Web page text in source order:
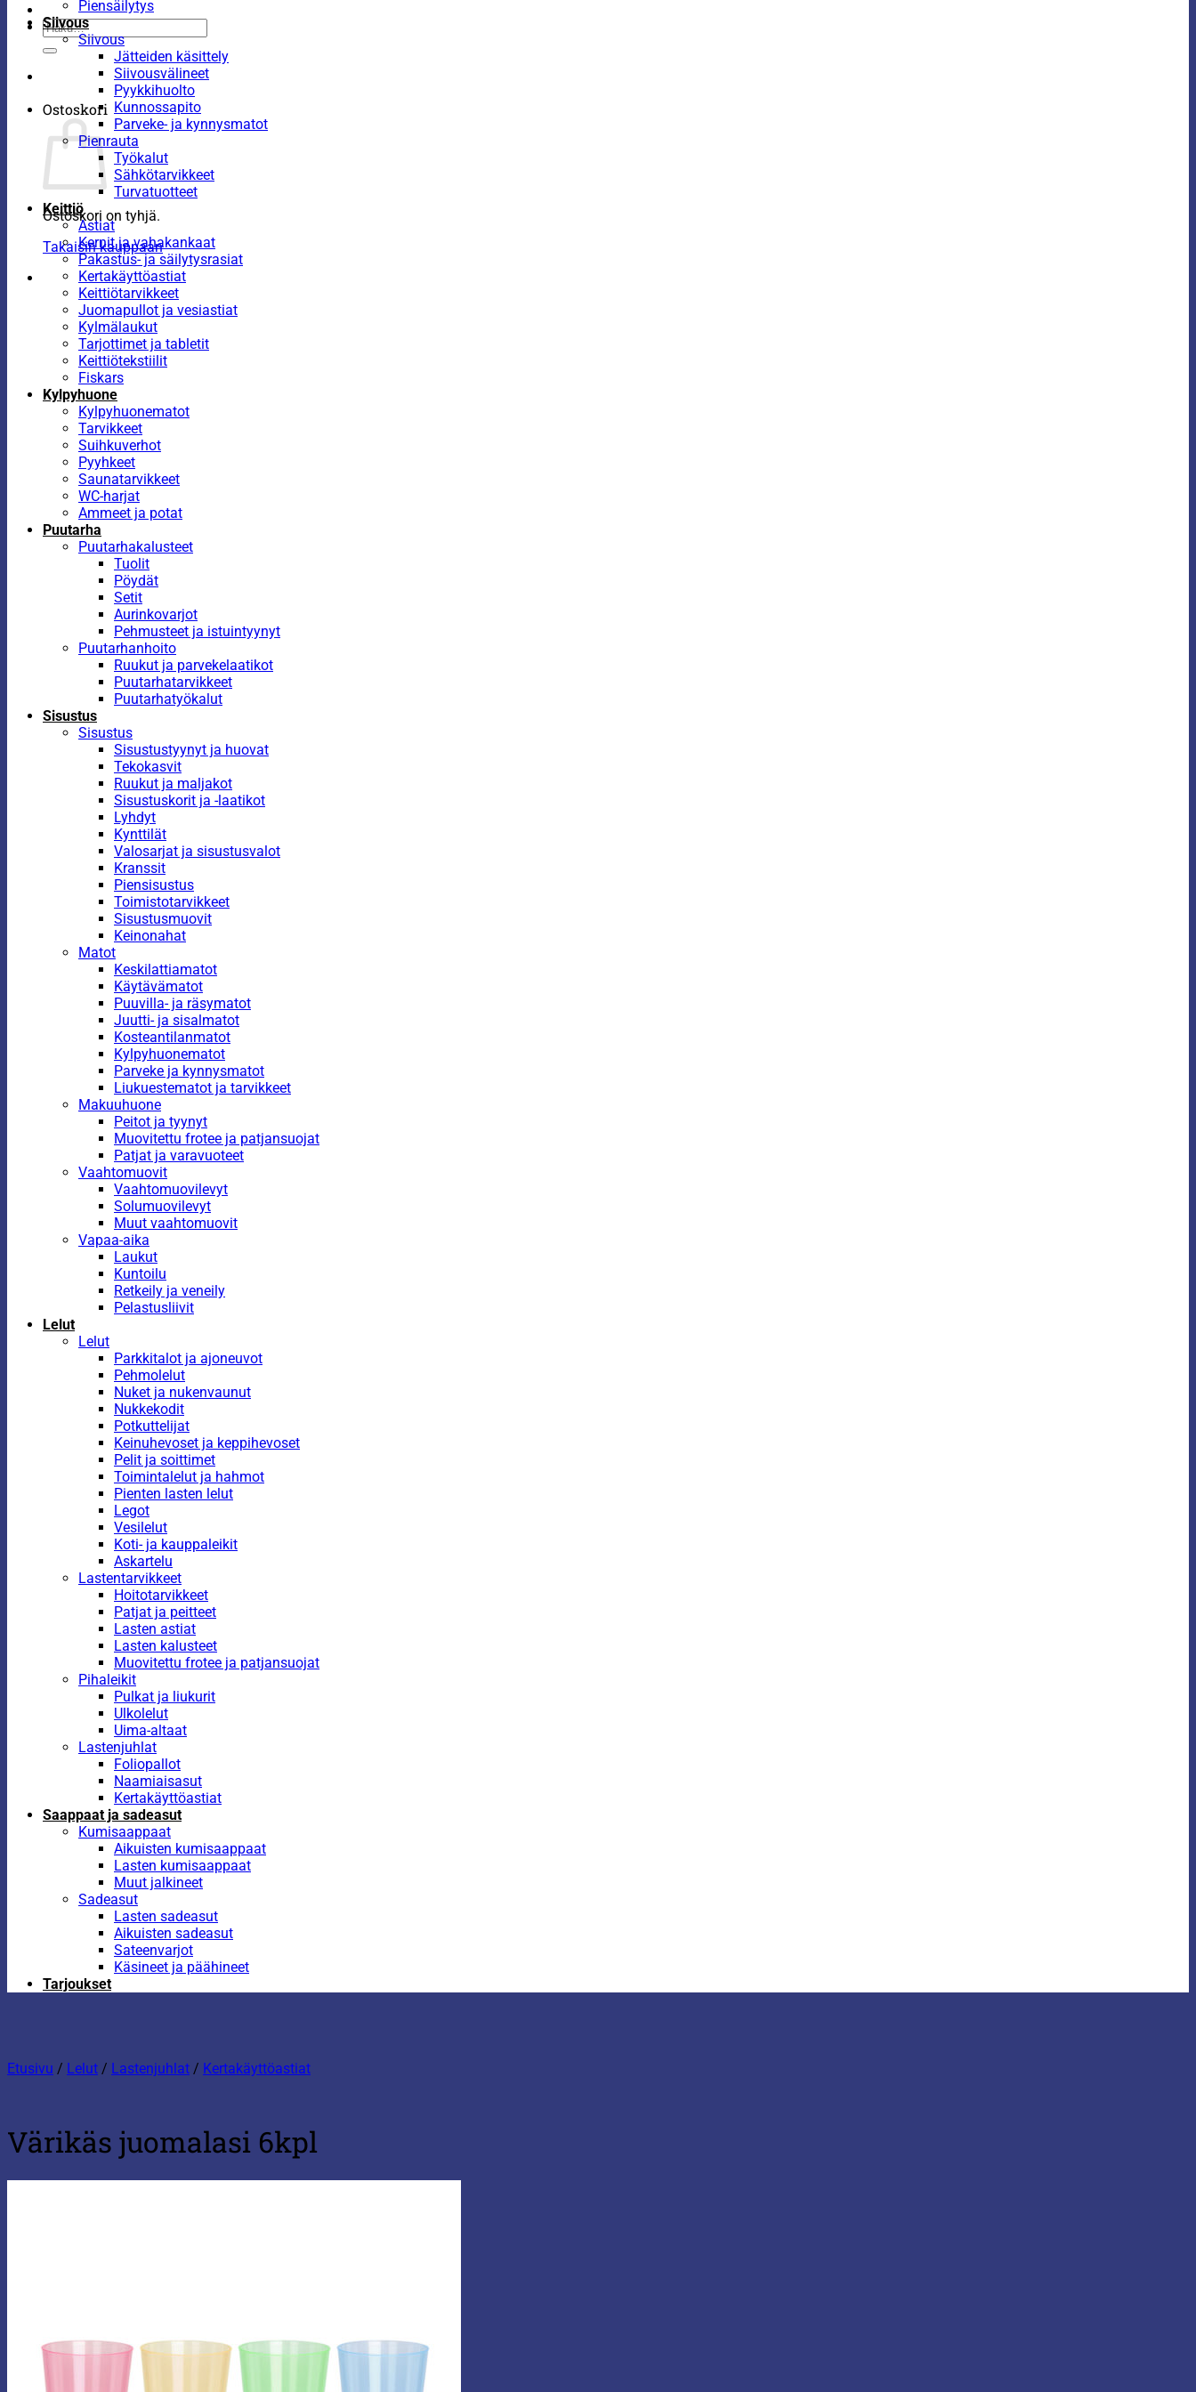
Etsi:
Ostoskori
Ostoskori on tyhjä.
Takaisin kauppaan
Piensäilytys
Siivous
Siivous
Jätteiden käsittely
Siivousvälineet
Pyykkihuolto
Kunnossapito
Parveke- ja kynnysmatot
Pienrauta
Työkalut
Sähkötarvikkeet
Turvatuotteet
Keittiö
Astiat
Kernit ja vahakankaat
Pakastus- ja säilytysrasiat
Kertakäyttöastiat
Keittiötarvikkeet
Juomapullot ja vesiastiat
Kylmälaukut
Tarjottimet ja tabletit
Keittiötekstiilit
Fiskars
Kylpyhuone
Kylpyhuonematot
Tarvikkeet
Suihkuverhot
Pyyhkeet
Saunatarvikkeet
WC-harjat
Ammeet ja potat
Puutarha
Puutarhakalusteet
Tuolit
Pöydät
Setit
Aurinkovarjot
Pehmusteet ja istuintyynyt
Puutarhanhoito
Ruukut ja parvekelaatikot
Puutarhatarvikkeet
Puutarhatyökalut
Sisustus
Sisustus
Sisustustyynyt ja huovat
Tekokasvit
Ruukut ja maljakot
Sisustuskorit ja -laatikot
Lyhdyt
Kynttilät
Valosarjat ja sisustusvalot
Kranssit
Piensisustus
Toimistotarvikkeet
Sisustusmuovit
Keinonahat
Matot
Keskilattiamatot
Käytävämatot
Puuvilla- ja räsymatot
Juutti- ja sisalmatot
Kosteantilanmatot
Kylpyhuonematot
Parveke ja kynnysmatot
Liukuestematot ja tarvikkeet
Makuuhuone
Peitot ja tyynyt
Muovitettu frotee ja patjansuojat
Patjat ja varavuoteet
Vaahtomuovit
Vaahtomuovilevyt
Solumuovilevyt
Muut vaahtomuovit
Vapaa-aika
Laukut
Kuntoilu
Retkeily ja veneily
Pelastusliivit
Lelut
Lelut
Parkkitalot ja ajoneuvot
Pehmolelut
Nuket ja nukenvaunut
Nukkekodit
Potkuttelijat
Keinuhevoset ja keppihevoset
Pelit ja soittimet
Toimintalelut ja hahmot
Pienten lasten lelut
Legot
Vesilelut
Koti- ja kauppaleikit
Askartelu
Lastentarvikkeet
Hoitotarvikkeet
Patjat ja peitteet
Lasten astiat
Lasten kalusteet
Muovitettu frotee ja patjansuojat
Pihaleikit
Pulkat ja liukurit
Ulkolelut
Uima-altaat
Lastenjuhlat
Foliopallot
Naamiaisasut
Kertakäyttöastiat
Saappaat ja sadeasut
Kumisaappaat
Aikuisten kumisaappaat
Lasten kumisaappaat
Muut jalkineet
Sadeasut
Lasten sadeasut
Aikuisten sadeasut
Sateenvarjot
Käsineet ja päähineet
Tarjoukset
Etusivu / Lelut / Lastenjuhlat / Kertakäyttöastiat
Värikäs juomalasi 6kpl